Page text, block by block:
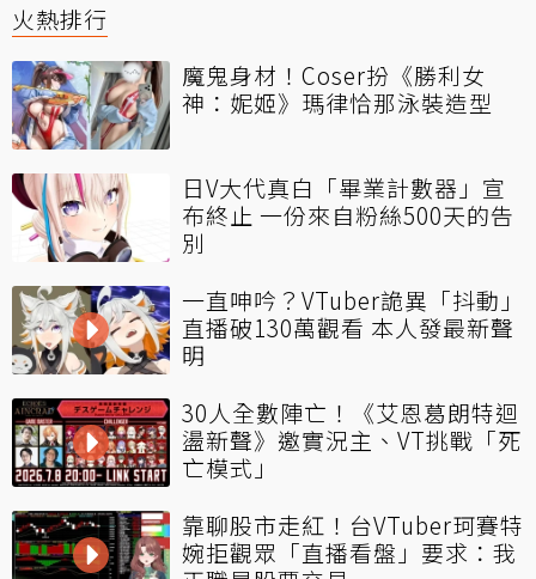
火熱排行
魔鬼身材！Coser扮《勝利女
神：妮姬》瑪律恰那泳裝造型
日V大代真白「畢業計數器」宣
布終止 一份來自粉絲500天的告
別
一直呻吟？VTuber詭異「抖動」
直播破130萬觀看 本人發最新聲
明
30人全數陣亡！《艾恩葛朗特迴
盪新聲》邀實況主、VT挑戰「死
亡模式」
靠聊股市走紅！台VTuber珂賽特
婉拒觀眾「直播看盤」要求：我